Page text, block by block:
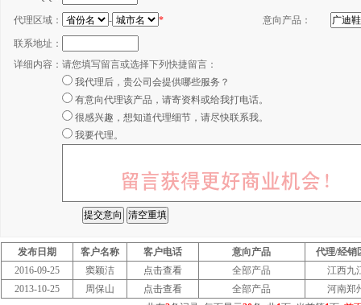
代理区域： - * 意向产品：
联系地址：
详细内容： 请您填写留言或选择下列快捷留言：
我代理后，贵公司会提供哪些服务？
有意向代理该产品，请寄资料或给我打电话。
很感兴趣，想知道代理细节，请尽快联系我。
我要代理。
发布日期 客户名称 客户电话 意向产品
代理/经销
2016-09-25
窦颖洁 点击查看 全部产品
江西九
2013-10-25
周保山 点击查看 全部产品
河南郑